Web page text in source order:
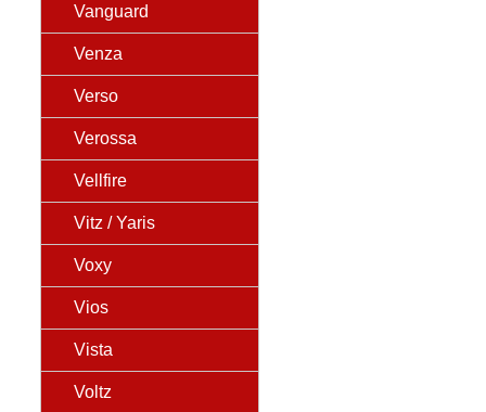
Vanguard
Venza
Verso
Verossa
Vellfire
Vitz / Yaris
Voxy
Vios
Vista
Voltz